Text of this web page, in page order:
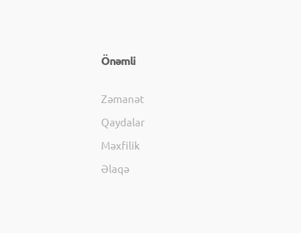
Önəmli
Zəmanət
Qaydalar
Məxfilik
Əlaqə